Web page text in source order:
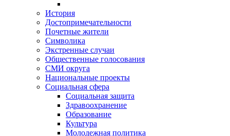
История
Достопримечательности
Почетные жители
Символика
Экстренные случаи
Общественные голосования
СМИ округа
Национальные проекты
Социальная сфера
Социальная защита
Здравоохранение
Образование
Культура
Молодежная политика